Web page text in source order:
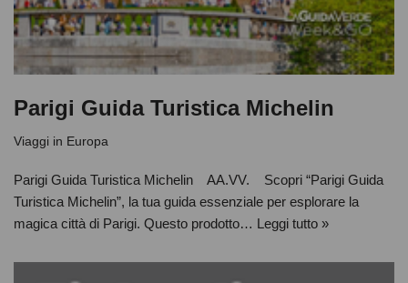
Parigi Guida Turistica Michelin
Viaggi in Europa
Parigi Guida Turistica Michelin AA.VV. Scopri “Parigi Guida
Turistica Michelin”, la tua guida essenziale per esplorare la
magica città di Parigi. Questo prodotto… Leggi tutto »